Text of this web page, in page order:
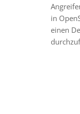
in
einen